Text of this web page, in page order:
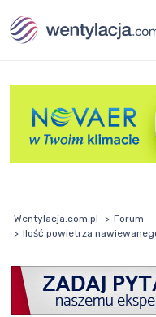
Wentylacja.com.pl
Forum
Ilość powietrza